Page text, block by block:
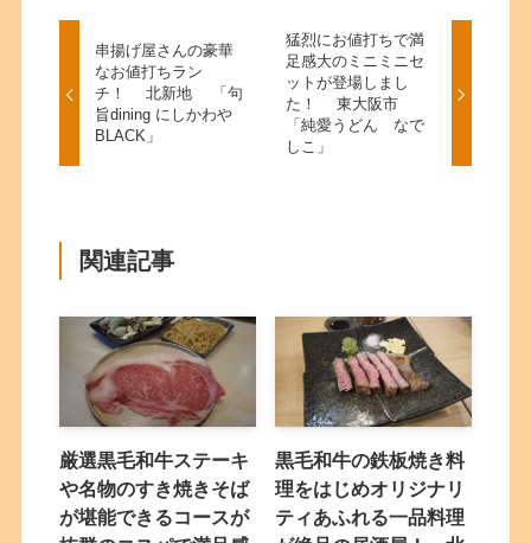
串揚げ屋さんの豪華
なお値打ちラン
チ！ 北新地 「句
旨dining にしかわや
BLACK」
猛烈にお値打ちで満
足感大のミニミニセ
ットが登場しまし
た！ 東大阪市
「純愛うどん なで
しこ」
関連記事
厳選黒毛和牛ステーキ
や名物のすき焼きそば
が堪能できるコースが
黒毛和牛の鉄板焼き料
理をはじめオリジナリ
ティあふれる一品料理